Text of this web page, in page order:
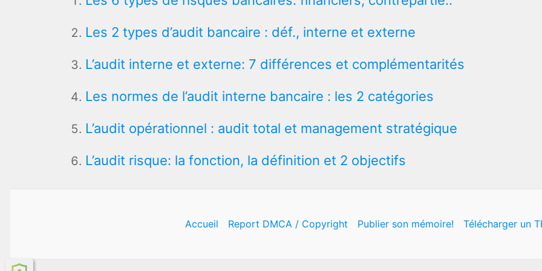
Les 2 types d’audit bancaire : déf., interne et externe
L’audit interne et externe: 7 différences et complémentarités
Les normes de l’audit interne bancaire : les 2 catégories
L’audit opérationnel : audit total et management stratégique
L’audit risque: la fonction, la définition et 2 objectifs
Accueil Report DMCA / Copyright Publier son mémoire! Télécharger un